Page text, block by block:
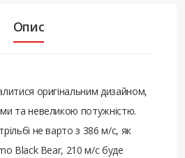
Опис
оригінальним дизайном,
та невеликою потужністю.
не варто з 386 м/с, як
Black Bear, 210 м/с буде